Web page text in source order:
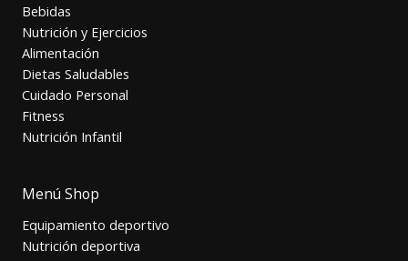
Bebidas
Nutrición y Ejercicios
Alimentación
Dietas Saludables
Cuidado Personal
Fitness
Nutrición Infantil
Menú Shop
Equipamiento deportivo
Nutrición deportiva